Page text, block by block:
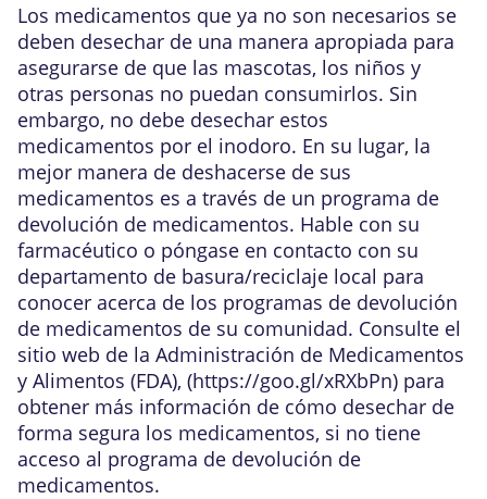
Los medicamentos que ya no son necesarios se
deben desechar de una manera apropiada para
asegurarse de que las mascotas, los niños y
otras personas no puedan consumirlos. Sin
embargo, no debe desechar estos
medicamentos por el inodoro. En su lugar, la
mejor manera de deshacerse de sus
medicamentos es a través de un programa de
devolución de medicamentos. Hable con su
farmacéutico o póngase en contacto con su
departamento de basura/reciclaje local para
conocer acerca de los programas de devolución
de medicamentos de su comunidad. Consulte el
sitio web de la Administración de Medicamentos
y Alimentos (FDA), (https://goo.gl/xRXbPn) para
obtener más información de cómo desechar de
forma segura los medicamentos, si no tiene
acceso al programa de devolución de
medicamentos.